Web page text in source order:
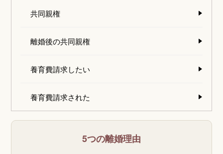
共同親権
離婚後の共同親権
養育費請求したい
養育費請求された
5つの離婚理由